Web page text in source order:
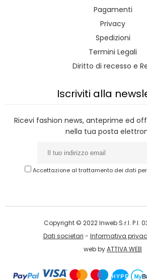
Pagamenti
Privacy
Spedizioni
Termini Legali
Diritto di recesso e
Iscriviti alla
Ricevi fashion news, anteprime ed
nella tua posta
Accettazione al trattamento dei dati
Copyright © 2022 Inweb S.r.l. P.I.
Dati societari - Informativa
web byATTIVA WEB